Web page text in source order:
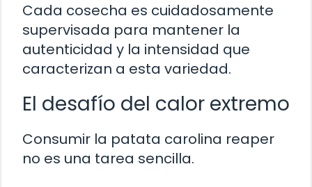
Cada cosecha es cuidadosamente
supervisada para mantener la
autenticidad y la intensidad que
caracterizan a esta variedad.
El desafío del calor extremo
Consumir la patata carolina reaper
no es una tarea sencilla.